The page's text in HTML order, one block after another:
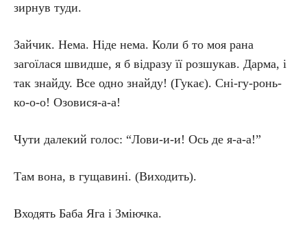
зирнув туди.
Зайчик. Нема. Ніде нема. Коли б то моя рана
загоїлася швидше, я б відразу її розшукав. Дарма, і
так знайду. Все одно знайду! (Гукає). Сні-гу-ронь-
ко-о-о! Озовися-а-а!
Чути далекий голос: “Лови-и-и! Ось де я-а-а!”
Там вона, в гущавині. (Виходить).
Входять Баба Яга і Зміючка.